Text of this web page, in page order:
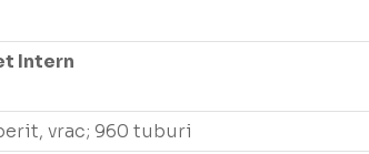
Intern
vrac; 960 tuburi